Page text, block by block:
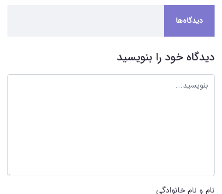
دیدگاه‌ها
دیدگاه خود را بنویسید
نام و نام خانوادگی